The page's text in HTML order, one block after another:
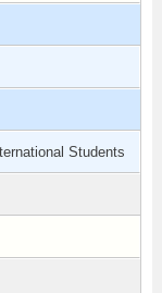
Students